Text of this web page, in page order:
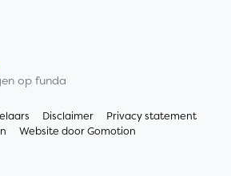
op funda
Disclaimer
Privacy statement
Website doorGomotion